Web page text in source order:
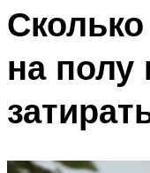
на полу